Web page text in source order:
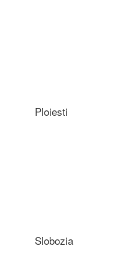
Ploiesti
Slobozia